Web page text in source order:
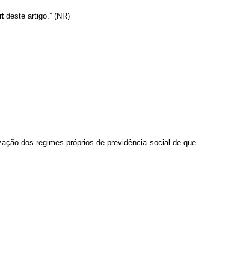
deste artigo.” (NR)
dos regimes próprios de previdência social de que